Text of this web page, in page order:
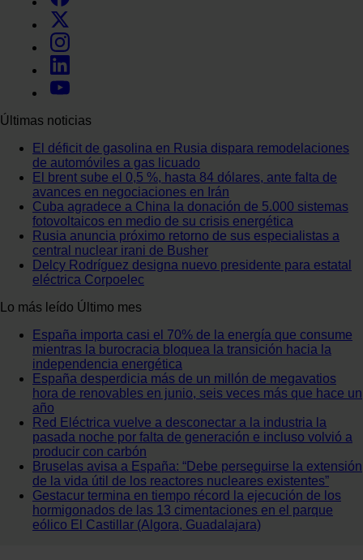
Últimas noticias
El déficit de gasolina en Rusia dispara remodelaciones
de automóviles a gas licuado
El brent sube el 0,5 %, hasta 84 dólares, ante falta de
avances en negociaciones en Irán
Cuba agradece a China la donación de 5.000 sistemas
fotovoltaicos en medio de su crisis energética
Rusia anuncia próximo retorno de sus especialistas a
central nuclear irani de Busher
Delcy Rodríguez designa nuevo presidente para estatal
eléctrica Corpoelec
Lo más leído Último mes
España importa casi el 70% de la energía que consume
mientras la burocracia bloquea la transición hacia la
independencia energética
España desperdicia más de un millón de megavatios
hora de renovables en junio, seis veces más que hace un
año
Red Eléctrica vuelve a desconectar a la industria la
pasada noche por falta de generación e incluso volvió a
producir con carbón
Bruselas avisa a España: “Debe perseguirse la extensión
de la vida útil de los reactores nucleares existentes”
Gestacur termina en tiempo récord la ejecución de los
hormigonados de las 13 cimentaciones en el parque
eólico El Castillar (Algora, Guadalajara)